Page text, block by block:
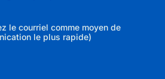
le courriel comme moyen de
le plus rapide)